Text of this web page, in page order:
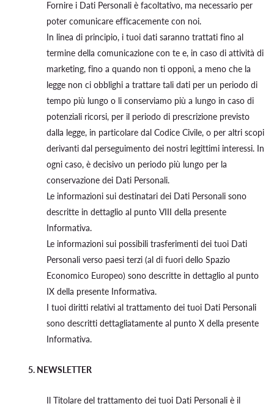
Fornire i Dati Personali è facoltativo, ma necessario per
poter comunicare efficacemente con noi.
In linea di principio, i tuoi dati saranno trattati fino al
termine della comunicazione con te e, in caso di attività di
marketing, fino a quando non ti opponi, a meno che la
legge non ci obblighi a trattare tali dati per un periodo di
tempo più lungo o li conserviamo più a lungo in caso di
potenziali ricorsi, per il periodo di prescrizione previsto
dalla legge, in particolare dal Codice Civile, o per altri scopi
derivanti dal perseguimento dei nostri legittimi interessi. In
ogni caso, è decisivo un periodo più lungo per la
conservazione dei Dati Personali.
Le informazioni sui destinatari dei Dati Personali sono
descritte in dettaglio al punto VIII della presente
Informativa.
Le informazioni sui possibili trasferimenti dei tuoi Dati
Personali verso paesi terzi (al di fuori dello Spazio
Economico Europeo) sono descritte in dettaglio al punto
IX della presente Informativa.
I tuoi diritti relativi al trattamento dei tuoi Dati Personali
sono descritti dettagliatamente al punto X della presente
Informativa.
5. NEWSLETTER
Il Titolare del trattamento dei tuoi Dati Personali è il